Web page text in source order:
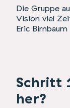
Die Gruppe
Vision viel
Eric Birnbaum
Schritt
her?